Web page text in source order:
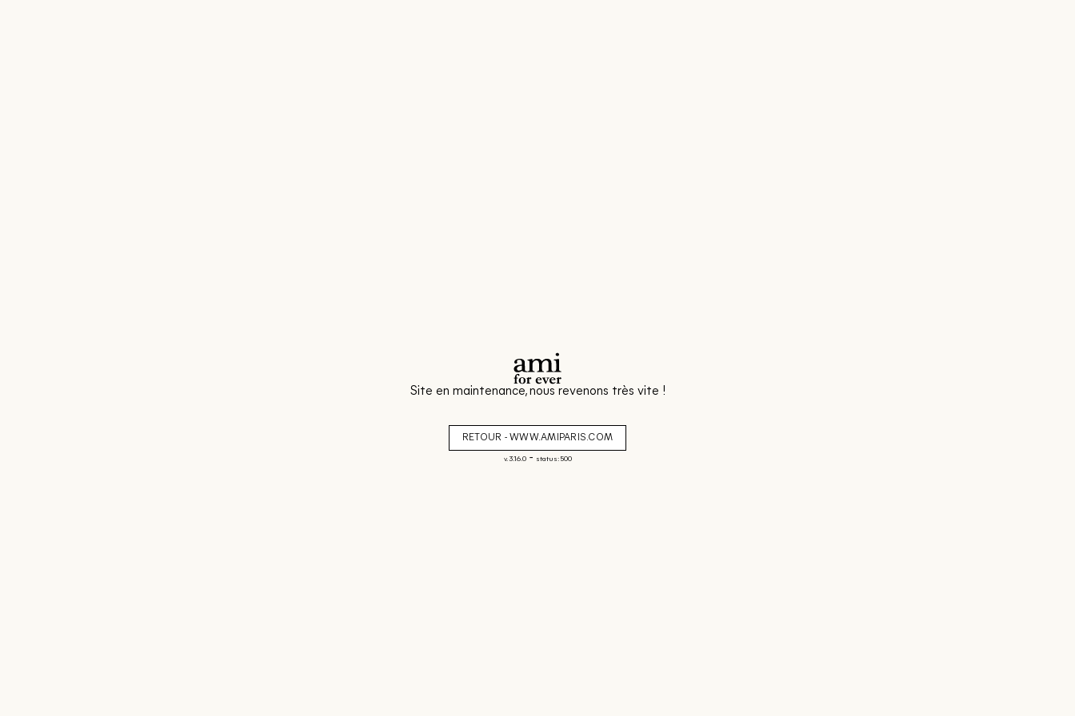
Site en maintenance, nous revenons très vite !
RETOUR - WWW.AMIPARIS.COM
v. 3.16.0- status: 500